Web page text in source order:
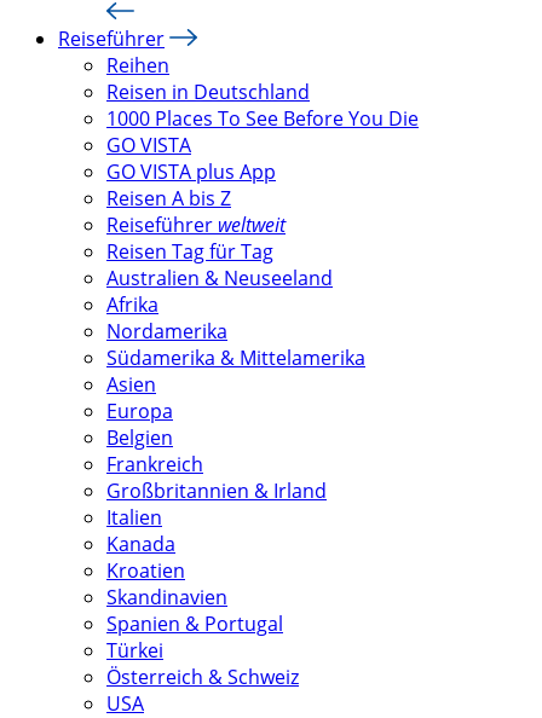
Reiseführer
Reihen
Reisen in Deutschland
1000 Places To See Before You Die
GO VISTA
GO VISTA plus App
Reisen A bis Z
Reiseführer weltweit
Reisen Tag für Tag
Australien & Neuseeland
Afrika
Nordamerika
Südamerika & Mittelamerika
Asien
Europa
Belgien
Frankreich
Großbritannien & Irland
Italien
Kanada
Kroatien
Skandinavien
Spanien & Portugal
Türkei
Österreich & Schweiz
USA